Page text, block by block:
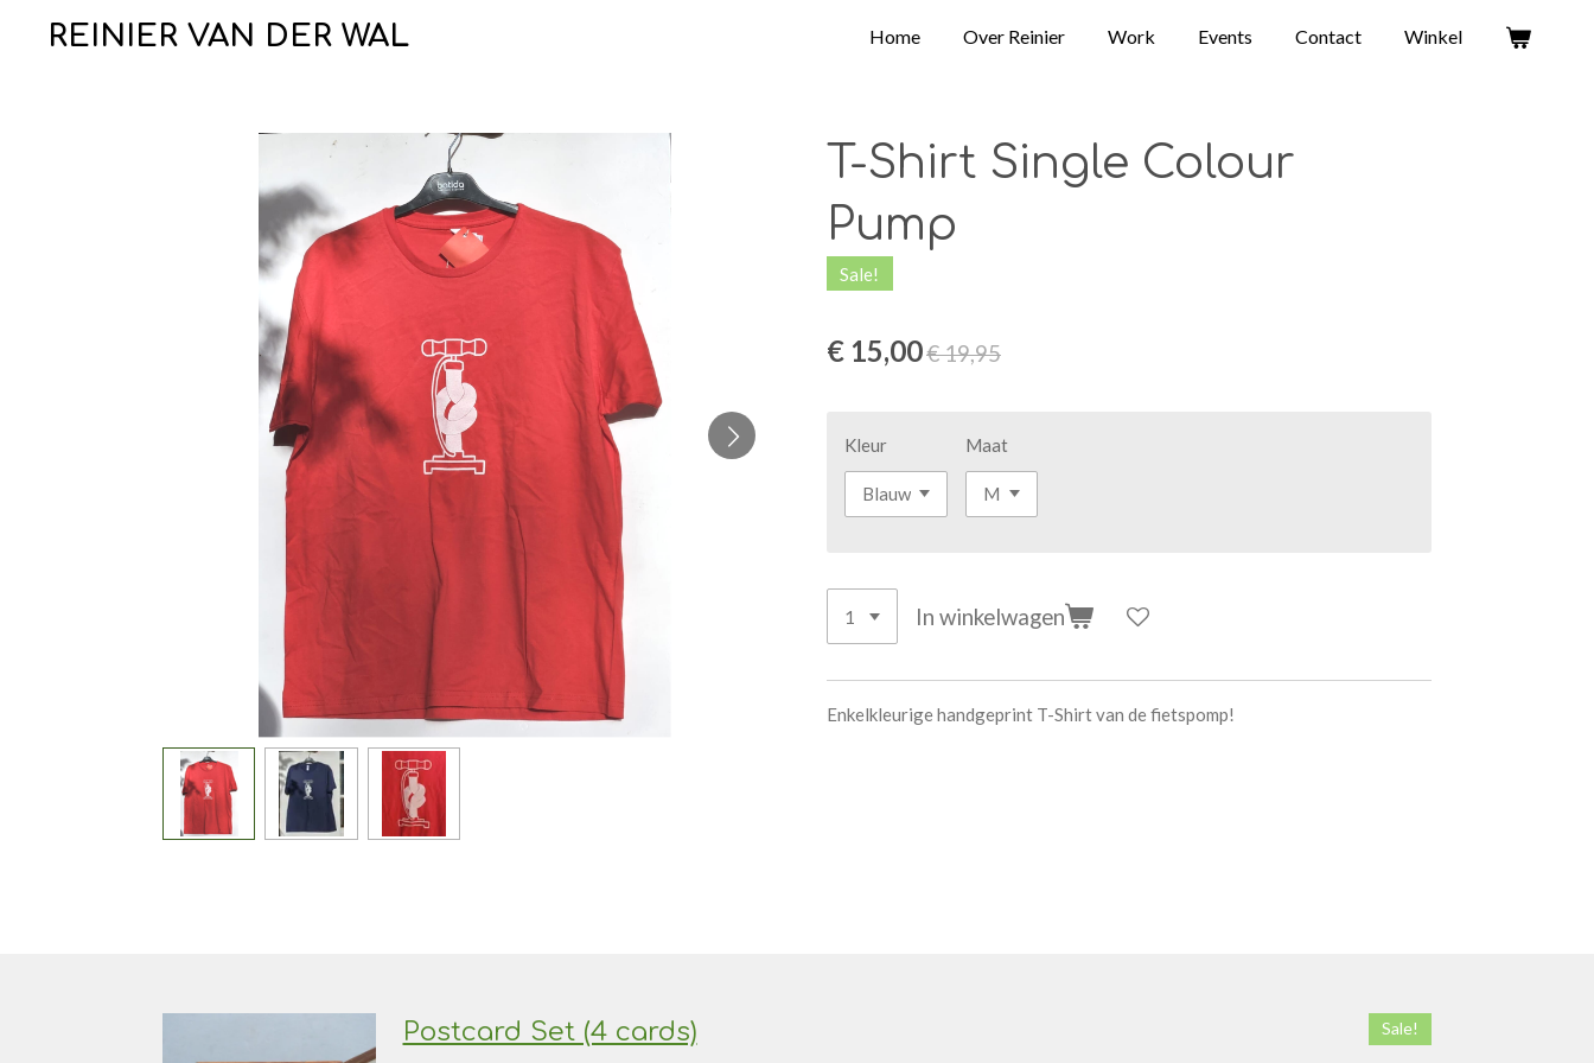
REINIER VAN DER WAL Home Over Reinier Work Events Contact Winkel
T-Shirt Single Colour
Pump
Sale!
€ 15,00€ 19,95
Kleur Maat
In winkelwagen
Enkelkleurige handgeprint T-Shirt van de fietspomp!
Sale!
Postcard Set (4 cards)